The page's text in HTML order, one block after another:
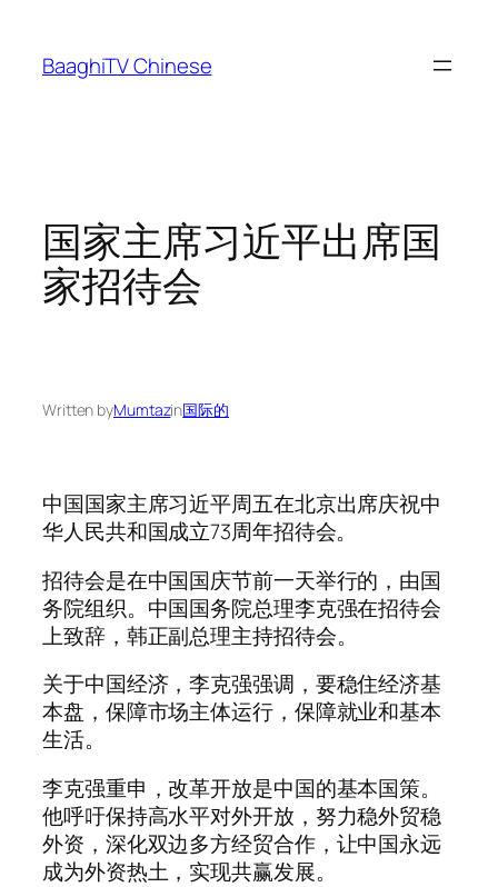
content
BaaghiTV Chinese
国家主席习近平出席国
家招待会
Written byMumtazin国际的
中国国家主席习近平周五在北京出席庆祝中
华人民共和国成立73周年招待会。
招待会是在中国国庆节前一天举行的，由国
务院组织。中国国务院总理李克强在招待会
上致辞，韩正副总理主持招待会。
关于中国经济，李克强强调，要稳住经济基
本盘，保障市场主体运行，保障就业和基本
生活。
李克强重申，改革开放是中国的基本国策。
他呼吁保持高水平对外开放，努力稳外贸稳
外资，深化双边多方经贸合作，让中国永远
成为外资热土，实现共赢发展。